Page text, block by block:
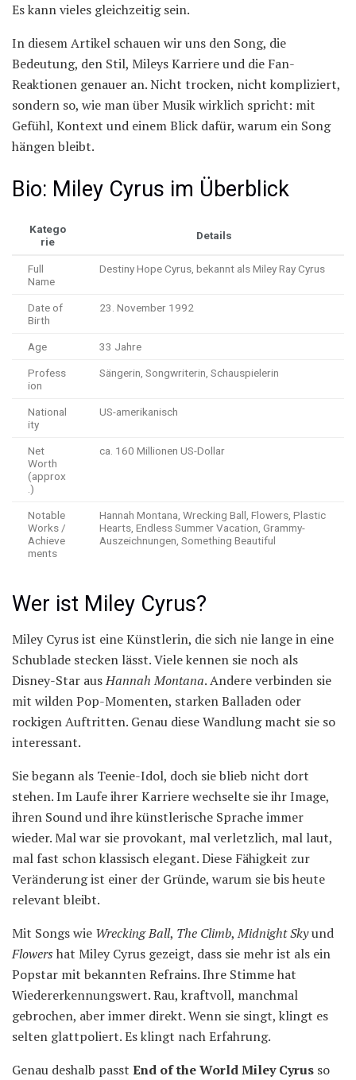
Es kann vieles gleichzeitig sein.
In diesem Artikel schauen wir uns den Song, die
Bedeutung, den Stil, Mileys Karriere und die Fan-
Reaktionen genauer an. Nicht trocken, nicht kompliziert,
sondern so, wie man über Musik wirklich spricht: mit
Gefühl, Kontext und einem Blick dafür, warum ein Song
hängen bleibt.
Bio: Miley Cyrus im Überblick
Katego
rie
Details
Full
Name
Destiny Hope Cyrus, bekannt als Miley Ray Cyrus
Date of
Birth
23. November 1992
Age 33 Jahre
Profess
ion
Sängerin, Songwriterin, Schauspielerin
National
ity
US-amerikanisch
Net
Worth
(approx
.)
ca. 160 Millionen US-Dollar
Notable
Works /
Achieve
ments
Hannah Montana, Wrecking Ball, Flowers, Plastic
Hearts, Endless Summer Vacation, Grammy-
Auszeichnungen, Something Beautiful
Wer ist Miley Cyrus?
Miley Cyrus ist eine Künstlerin, die sich nie lange in eine
Schublade stecken lässt. Viele kennen sie noch als
Disney-Star ausHannah Montana. Andere verbinden sie
mit wilden Pop-Momenten, starken Balladen oder
rockigen Auftritten. Genau diese Wandlung macht sie so
interessant.
Sie begann als Teenie-Idol, doch sie blieb nicht dort
stehen. Im Laufe ihrer Karriere wechselte sie ihr Image,
ihren Sound und ihre künstlerische Sprache immer
wieder. Mal war sie provokant, mal verletzlich, mal laut,
mal fast schon klassisch elegant. Diese Fähigkeit zur
Veränderung ist einer der Gründe, warum sie bis heute
relevant bleibt.
Mit Songs wie Wrecking Ball, The Climb,Midnight Skyund
Flowers hat Miley Cyrus gezeigt, dass sie mehr ist als ein
Popstar mit bekannten Refrains. Ihre Stimme hat
Wiedererkennungswert. Rau, kraftvoll, manchmal
gebrochen, aber immer direkt. Wenn sie singt, klingt es
selten glattpoliert. Es klingt nach Erfahrung.
Genau deshalb passt End of the World Miley Cyrus so